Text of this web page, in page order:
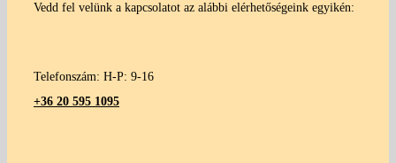
Vedd fel velünk a kapcsolatot az alábbi elérhetőségeink egyikén:
Telefonszám: H-P: 9-16
+36 20 595 1095